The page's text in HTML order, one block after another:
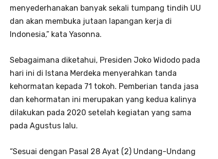
menyederhanakan banyak sekali tumpang tindih UU
dan akan membuka jutaan lapangan kerja di
Indonesia,” kata Yasonna.
Sebagaimana diketahui, Presiden Joko Widodo pada
hari ini di Istana Merdeka menyerahkan tanda
kehormatan kepada 71 tokoh. Pemberian tanda jasa
dan kehormatan ini merupakan yang kedua kalinya
dilakukan pada 2020 setelah kegiatan yang sama
pada Agustus lalu.
“Sesuai dengan Pasal 28 Ayat (2) Undang-Undang